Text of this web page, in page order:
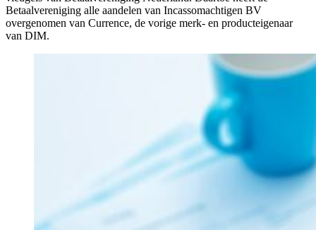
Betaalvereniging alle aandelen van Incassomachtigen BV
overgenomen van Currence, de vorige merk- en producteigenaar
van DIM.